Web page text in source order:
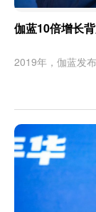
伽蓝10倍增长